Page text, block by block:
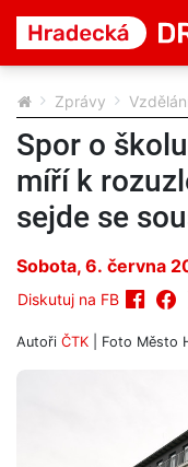
Zprávy
Spor o
míří k
sejde se
Sobota, 6. června
Diskutuj na FB
Autoři ČTK | Foto Město